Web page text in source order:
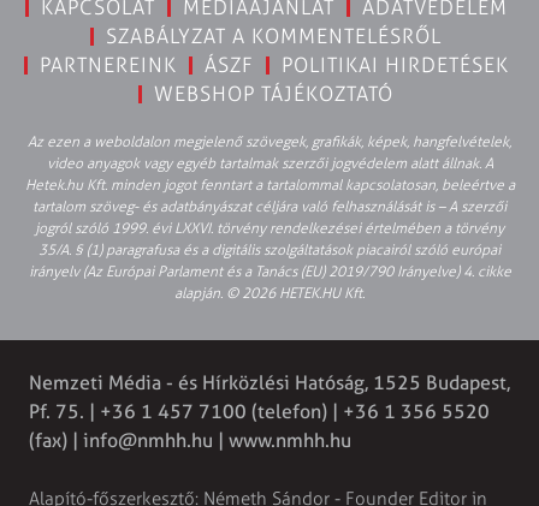
KAPCSOLAT MÉDIAAJÁNLAT
ADATVÉDELEM
SZABÁLYZAT A KOMMENTELÉSRŐL
PARTNEREINK
ÁSZF
POLITIKAI HIRDETÉSEK
WEBSHOP TÁJÉKOZTATÓ
Az ezen a weboldalon megjelenő szövegek, grafikák, képek, hangfelvételek,
video anyagok vagy egyéb tartalmak szerzői jogvédelem alatt állnak. A
Hetek.hu Kft. minden jogot fenntart a tartalommal kapcsolatosan, beleértve a
tartalom szöveg- és adatbányászat céljára való felhasználását is – A szerzői
jogról szóló 1999. évi LXXVI. törvény rendelkezései értelmében a törvény
35/A. § (1) paragrafusa és a digitális szolgáltatások piacairól szóló európai
irányelv (Az Európai Parlament és a Tanács (EU) 2019/790 Irányelve) 4. cikke
alapján. © 2026 HETEK.HU Kft.
Nemzeti Média - és Hírközlési Hatóság, 1525 Budapest,
Pf. 75. | +36 1 457 7100 (telefon) | +36 1 356 5520
(fax) | info@nmhh.hu | www.nmhh.hu
Alapító-főszerkesztő: Németh Sándor - Founder Editor in